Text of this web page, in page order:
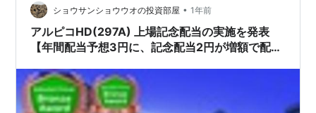
ショウサンショウウオの投資部屋 • 1年前
アルピコHD(297A) 上場記念配当の実施を発表
【年間配当予想3円に、記念配当2円が増額で配当